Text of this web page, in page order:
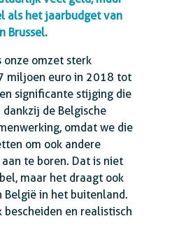
als het jaarbudget van
Brussel.
onze omzet sterk
miljoen euro in 2018 tot
significante stijging die
de Belgische
omdat we die
om ook andere
te boren. Dat is niet
maar het draagt ook
België in het buitenland.
en realistisch